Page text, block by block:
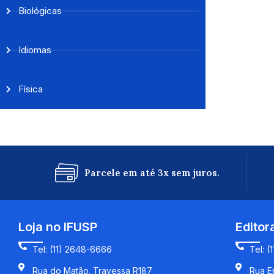
Biológicas
Idiomas
Física
Parcele em até 3x sem juros.
Loja no IFUSP
Tel: (11) 2648-6666
Rua do Matão. Travessa R187
Tel:
Rua